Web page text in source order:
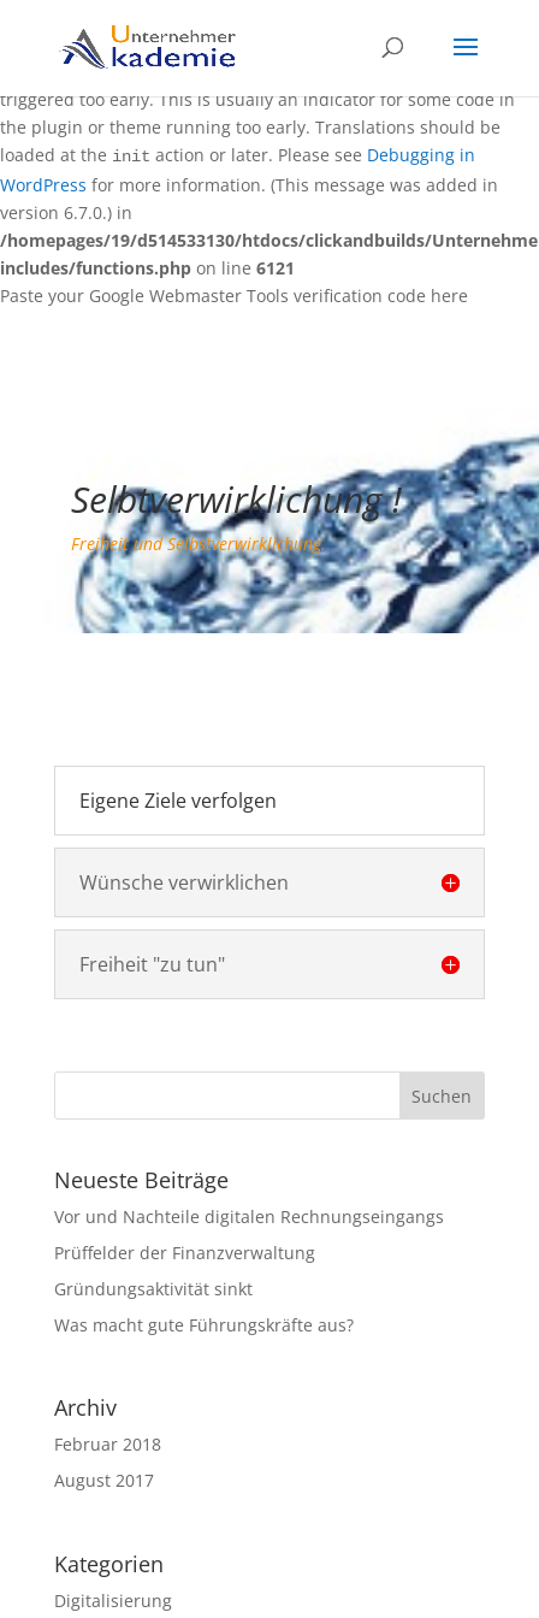
: Function _load_textdomain_just_in_time was called
incorrectly. Translation loading for the
triggered too early. This is usually an indicator for some code in
the plugin or theme running too early. Translations should be
loaded at the init action or later. Please see Debugging in
WordPress for more information. (This message was added in
version 6.7.0.) in
/homepages/19/d514533130/htdocs/clickandbuilds/
includes/functions.php on line 6121
Paste your Google Webmaster Tools verification code here
Selbtverwirklichung !
Freiheit und Selbstverwirklichung.
Eigene Ziele verfolgen
Wünsche verwirklichen
Freiheit "zu tun"
Neueste Beiträge
Vor und Nachteile digitalen Rechnungseingangs
Prüffelder der Finanzverwaltung
Gründungsaktivität sinkt
Was macht gute Führungskräfte aus?
Archiv
Februar 2018
August 2017
Kategorien
Digitalisierung